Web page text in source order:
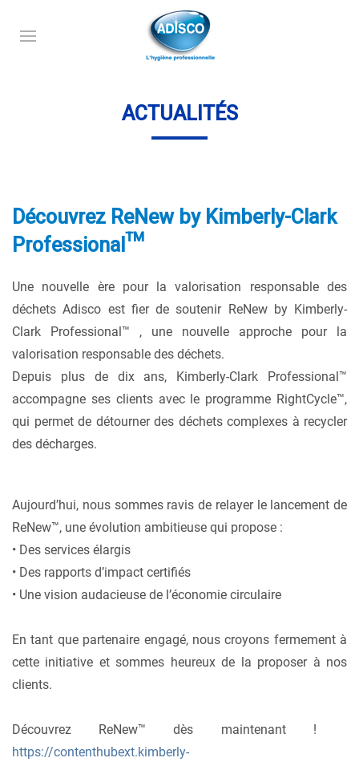
ACTUALITÉS
Découvrez ReNew by Kimberly-Clark
Professional™
Une nouvelle ère pour la valorisation responsable des
déchets Adisco est fier de soutenir ReNew by Kimberly-
Clark Professional™ , une nouvelle approche pour la
valorisation responsable des déchets.
Depuis plus de dix ans, Kimberly-Clark Professional™
accompagne ses clients avec le programme RightCycle™,
qui permet de détourner des déchets complexes à recycler
des décharges.
Aujourd’hui, nous sommes ravis de relayer le lancement de
ReNew™, une évolution ambitieuse qui propose :
• Des services élargis
• Des rapports d’impact certifiés
• Une vision audacieuse de l’économie circulaire
En tant que partenaire engagé, nous croyons fermement à
cette initiative et sommes heureux de la proposer à nos
clients.
Découvrez ReNew™ dès maintenant !
https://contenthubext.kimberly-